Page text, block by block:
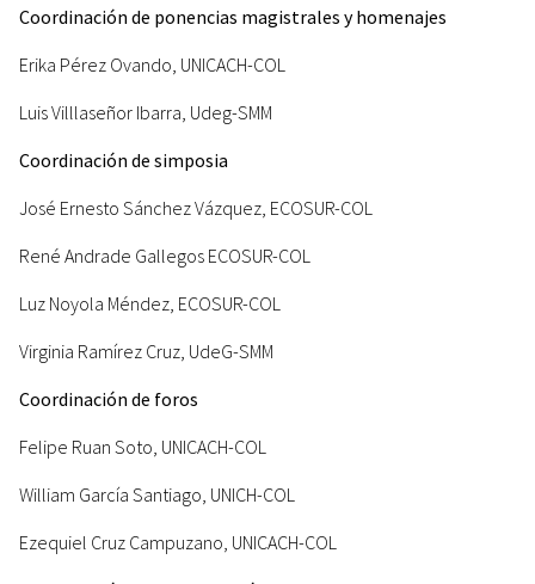
Coordinación de ponencias magistrales y homenajes
Erika Pérez Ovando, UNICACH-COL
Luis Villlaseñor Ibarra, Udeg-SMM
Coordinación de simposia
José Ernesto Sánchez Vázquez, ECOSUR-COL
René Andrade Gallegos ECOSUR-COL
Luz Noyola Méndez, ECOSUR-COL
Virginia Ramírez Cruz, UdeG-SMM
Coordinación de foros
Felipe Ruan Soto, UNICACH-COL
William García Santiago, UNICH-COL
Ezequiel Cruz Campuzano, UNICACH-COL